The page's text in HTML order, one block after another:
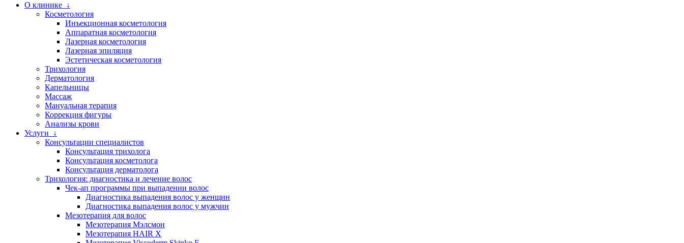
О клинике ↓
Косметология
Инъекционная косметология
Аппаратная косметология
Лазерная косметология
Лазерная эпиляция
Эстетическая косметология
Трихология
Дерматология
Капельницы
Массаж
Мануальная терапия
Коррекция фигуры
Анализы крови
Услуги ↓
Консультации специалистов
Консультация трихолога
Консультация косметолога
Консультация дерматолога
Трихология: диагностика и лечение волос
Чек-ап программы при выпадении волос
Диагностика выпадения волос у женщин
Диагностика выпадения волос у мужчин
Мезотерапия для волос
Мезотерапия Мэлсмон
Мезотерапия HAIR X